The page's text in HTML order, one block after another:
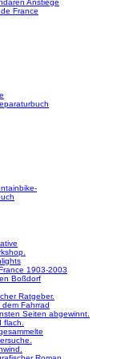
Anstiege
France
1903-2003
Boßdorf
Ratgeber.
dem Fahrrad
Seiten abgewinnt.
flach.